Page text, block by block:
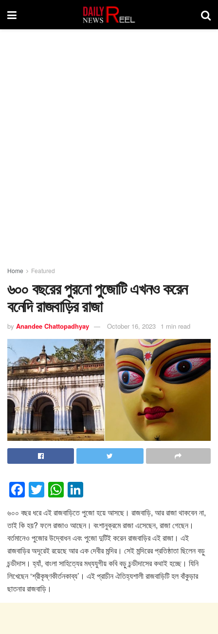
Home Featured
৬০০ বছরের পুরনো পুজোটি এখনও করেন
বনেদি রাজবাড়ির রাজা
by Anandee Chattopadhyay October 16, 2023 1 min read
F
a
c
e
b
o
o
k
T
wi
tt
er
W
h
at
s
A
p
p
n
k
e
dI
n
৬০০ বছর ধরে এই রাজবাড়িতে পুজো হয়ে আসছে। রাজবাড়ি, আর রাজা থাকবেন না,
তাই কি হয়? ফলে রাজাও আছেন। বংশানুক্রমে রাজা এসেছেন, রাজা গেছেন।
বর্তমানেও পুজোর উদ্বোধন এবং পুজো দুটিই করেন রাজবাড়ির এই রাজা। এই
রাজবাড়ির অদূরেই রয়েছে আর এক দেবীর মন্দির। সেই মন্দিরের প্রতিষ্ঠাতা ছিলেন বড়ু
চন্ডীদাস। হ্যাঁ, বাংলা সাহিত্যের মধ্যযুগীয় কবি বড়ু চন্ডীদাসের কথাই হচ্ছে। যিনি
লিখেছেন ‘শ্রীকৃষ্ণকীর্তনকাব্য’। এই প্রাচীন ঐতিহ্যশালী রাজবাড়িটি হল বাঁকুড়ার
ছাতনার রাজবাড়ি।